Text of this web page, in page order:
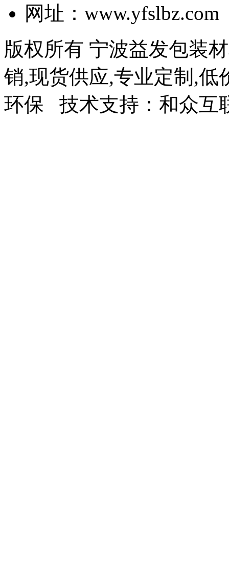
网址：www.yfslbz.com
版权所有 宁波益发包装
销,现货供应,专业定制,低
环保 技术支持：和众互